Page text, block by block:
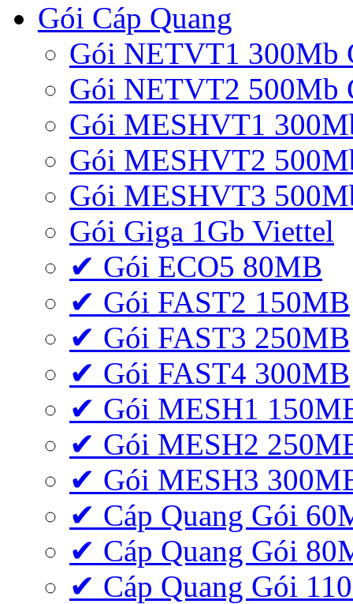
Gói Cáp Quang
Gói NETVT1 300Mb
Gói NETVT2 500Mb
Gói MESHVT1
Gói MESHVT2
Gói MESHVT3
Gói Giga 1Gb Viettel
✔ Gói ECO5 80MB
✔ Gói FAST2 150MB
✔ Gói FAST3 250MB
✔ Gói FAST4 300MB
✔ Gói MESH1
✔ Gói MESH2
✔ Gói MESH3
✔ Cáp Quang Gói
✔ Cáp Quang Gói
✔ Cáp Quang Gói